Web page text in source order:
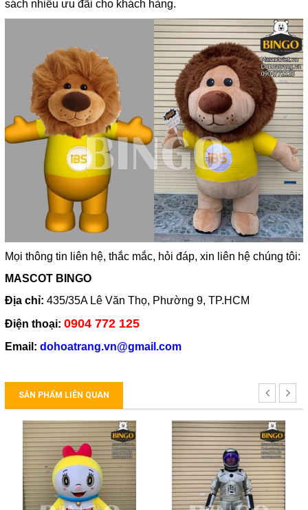
sách nhiều ưu đãi cho khách hàng.
Mọi thông tin liên hệ, thắc mắc, hỏi đáp, xin liên hệ chúng tôi:
MASCOT BINGO
Địa chỉ: 435/35A Lê Văn Thọ, Phường 9, TP.HCM
Điện thoại: 0904 772 125
Email: dohoatrang.vn@gmail.com
SẢN PHẨM LIÊN QUAN